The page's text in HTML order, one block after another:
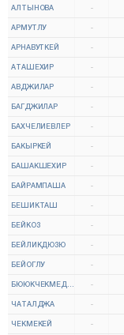
АЛТЫНОВА -
АРМУТЛУ -
АРНАВУТКЕЙ -
АТАШЕХИР -
АВДЖИЛАР -
БАГДЖИЛАР -
БАХЧЕЛИЕВЛЕР -
БАКЫРКЕЙ -
БАШАКШЕХИР -
БАЙРАМПАША -
БЕШИКТАШ -
БЕЙКОЗ -
БЕЙЛИКДЮЗЮ -
БЕЙОГЛУ -
БЮЮКЧЕКМЕДЖЕ -
ЧАТАЛДЖА -
ЧЕКМЕКЕЙ -